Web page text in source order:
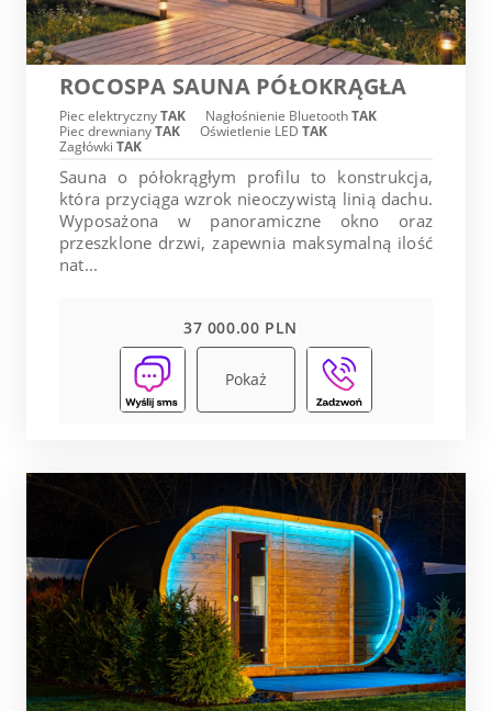
ROCOSPA SAUNA PÓŁOKRĄGŁA
Piec elektrycznyTAK Nagłośnienie BluetoothTAK
Piec drewnianyTAK Oświetlenie LED TAK
Zagłówki TAK
Sauna o półokrągłym profilu to konstrukcja,
która przyciąga wzrok nieoczywistą linią dachu.
Wyposażona w panoramiczne okno oraz
przeszklone drzwi, zapewnia maksymalną ilość
nat...
37 000.00 PLN
Pokaż